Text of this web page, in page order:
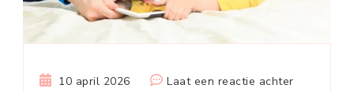
10 april 2026 Laat een reactie achterop